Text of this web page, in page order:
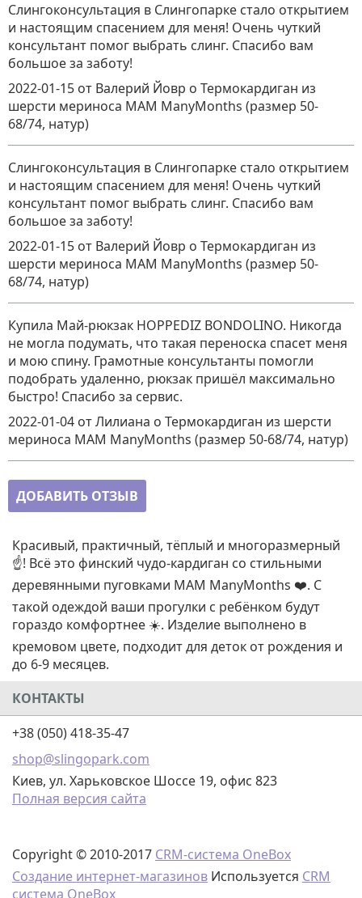
Слингоконсультация в Слингопарке стало открытием
и настоящим спасением для меня! Очень чуткий
консультант помог выбрать слинг. Спасибо вам
большое за заботу!
2022-01-15 от Валерий Йовр о Термокардиган из
шерсти мериноса MAM ManyMonths (размер 50-
68/74, натур)
Слингоконсультация в Слингопарке стало открытием
и настоящим спасением для меня! Очень чуткий
консультант помог выбрать слинг. Спасибо вам
большое за заботу!
2022-01-15 от Валерий Йовр о Термокардиган из
шерсти мериноса MAM ManyMonths (размер 50-
68/74, натур)
Купила Май-рюкзак HOPPEDIZ BONDOLINO. Никогда
не могла подумать, что такая переноска спасет меня
и мою спину. Грамотные консультанты помогли
подобрать удаленно, рюкзак пришёл максимально
быстро! Спасибо за сервис.
2022-01-04 от Лилиана о Термокардиган из шерсти
мериноса MAM ManyMonths (размер 50-68/74, натур)
ДОБАВИТЬ ОТЗЫВ
Красивый, практичный, тёплый и многоразмерный
☝️! Всё это финский чудо-кардиган со стильными
деревянными пуговками MAM ManyMonths ❤️. С
такой одеждой ваши прогулки с ребёнком будут
гораздо комфортнее ☀️. Изделие выполнено в
кремовом цвете, подходит для деток от рождения и
до 6-9 месяцев.
КОНТАКТЫ
+38 (050) 418-35-47
shop@slingopark.com
Киев, ул. Харьковское Шоссе 19, офис 823
Полная версия сайта
Copyright © 2010-2017 CRM-система OneBox
Создание интернет-магазинов Используется CRM
система OneBox